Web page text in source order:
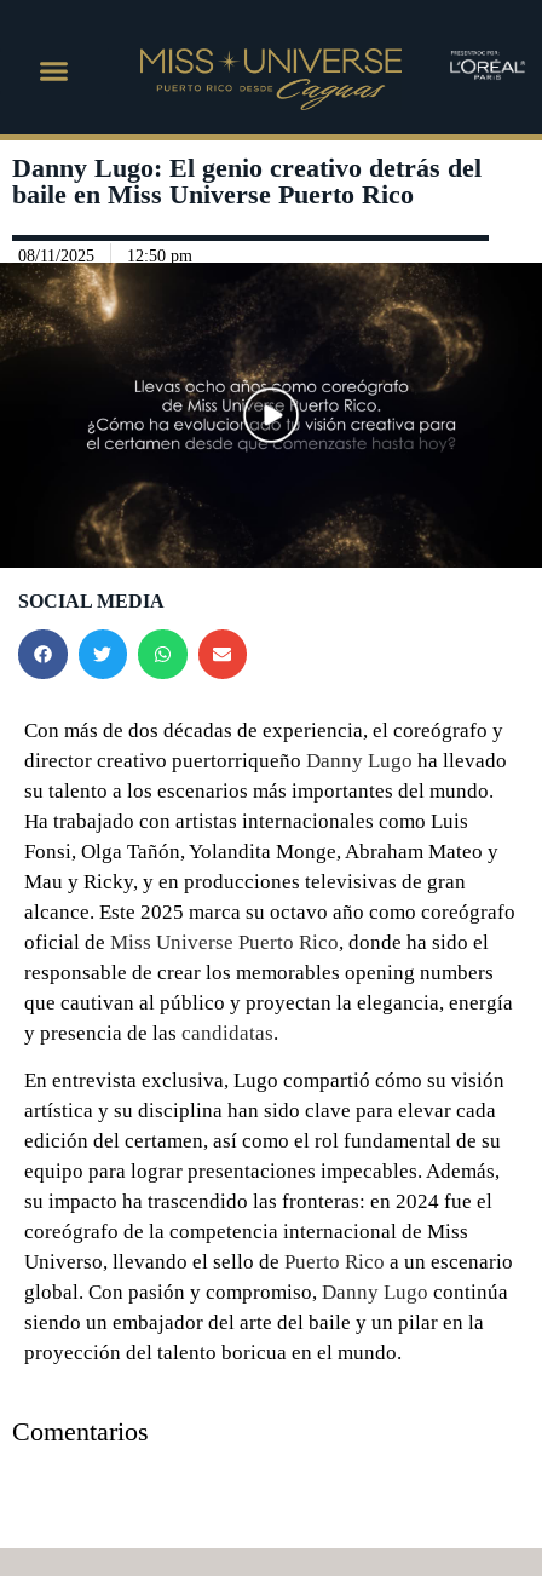
Danny Lugo: El genio creativo detrás del
baile en Miss Universe Puerto Rico
08/11/2025 12:50 pm
Play Video
SOCIAL MEDIA
Con más de dos décadas de experiencia, el coreógrafo y
director creativo puertorriqueño Danny Lugo ha llevado
su talento a los escenarios más importantes del mundo.
Ha trabajado con artistas internacionales como Luis
Fonsi, Olga Tañón, Yolandita Monge, Abraham Mateo y
Mau y Ricky, y en producciones televisivas de gran
alcance. Este 2025 marca su octavo año como coreógrafo
oficial de Miss Universe Puerto Rico, donde ha sido el
responsable de crear los memorables opening numbers
que cautivan al público y proyectan la elegancia, energía
y presencia de las candidatas.
En entrevista exclusiva, Lugo compartió cómo su visión
artística y su disciplina han sido clave para elevar cada
edición del certamen, así como el rol fundamental de su
equipo para lograr presentaciones impecables. Además,
su impacto ha trascendido las fronteras: en 2024 fue el
coreógrafo de la competencia internacional de Miss
Universo, llevando el sello de Puerto Rico a un escenario
global. Con pasión y compromiso, Danny Lugo continúa
siendo un embajador del arte del baile y un pilar en la
proyección del talento boricua en el mundo.
Comentarios